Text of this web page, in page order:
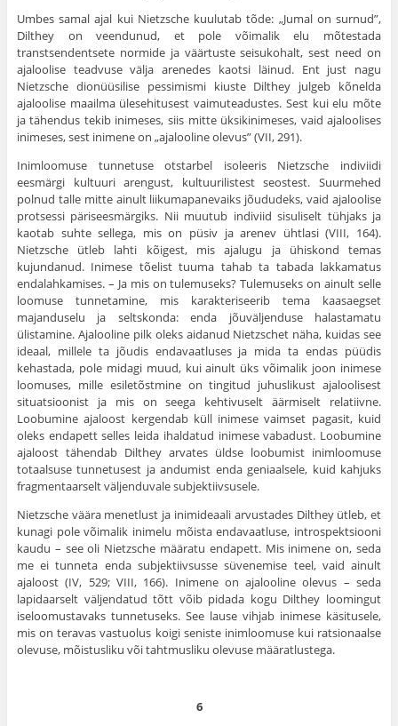
Umbes samal ajal kui Nietzsche kuulutab tõde: „Jumal on surnud”,
Dilthey on veendunud, et pole võimalik elu mõtestada
transtsendentsete normide ja väärtuste seisukohalt, sest need on
ajaloolise teadvuse välja arenedes kaotsi läinud. Ent just nagu
Nietzsche dionüüsilise pessimismi kiuste Dilthey julgeb kõnelda
ajaloolise maailma ülesehitusest vaimuteadustes. Sest kui elu mõte
ja tähendus tekib inimeses, siis mitte üksikinimeses, vaid ajaloolises
inimeses, sest inimene on „ajalooline olevus” (VII, 291).
Inimloomuse tunnetuse otstarbel isoleeris Nietzsche indiviidi
eesmärgi kultuuri arengust, kultuurilistest seostest. Suurmehed
polnud talle mitte ainult liikumapanevaiks jõududeks, vaid ajaloolise
protsessi päriseesmärgiks. Nii muutub indiviid sisuliselt tühjaks ja
kaotab suhte sellega, mis on püsiv ja arenev ühtlasi (VIII, 164).
Nietzsche ütleb lahti kõigest, mis ajalugu ja ühiskond temas
kujundanud. Inimese tõelist tuuma tahab ta tabada lakkamatus
endalahkamises. – Ja mis on tulemuseks? Tulemuseks on ainult selle
loomuse tunnetamine, mis karakteriseerib tema kaasaegset
majanduselu ja seltskonda: enda jõuväljenduse halastamatu
ülistamine. Ajalooline pilk oleks aidanud Nietzschet näha, kuidas see
ideaal, millele ta jõudis endavaatluses ja mida ta endas püüdis
kehastada, pole midagi muud, kui ainult üks võimalik joon inimese
loomuses, mille esiletõstmine on tingitud juhuslikust ajaloolisest
situatsioonist ja mis on seega kehtivuselt äärmiselt relatiivne.
Loobumine ajaloost kergendab küll inimese vaimset pagasit, kuid
oleks endapett selles leida ihaldatud inimese vabadust. Loobumine
ajaloost tähendab Dilthey arvates üldse loobumist inimloomuse
totaalsuse tunnetusest ja andumist enda geniaalsele, kuid kahjuks
fragmentaarselt väljenduvale subjektiivsusele.
Nietzsche väära menetlust ja inimideaali arvustades Dilthey ütleb, et
kunagi pole võimalik inimelu mõista endavaatluse, introspektsiooni
kaudu – see oli Nietzsche määratu endapett. Mis inimene on, seda
me ei tunneta enda subjektiivsusse süvenemise teel, vaid ainult
ajaloost (IV, 529; VIII, 166). Inimene on ajalooline olevus – seda
lapidaarselt väljendatud tõtt võib pidada kogu Dilthey loomingut
iseloomustavaks tunnetuseks. See lause vihjab inimese käsitusele,
mis on teravas vastuolus koigi seniste inimloomuse kui ratsionaalse
olevuse, mõistusliku või tahtmusliku olevuse määratlustega.
6